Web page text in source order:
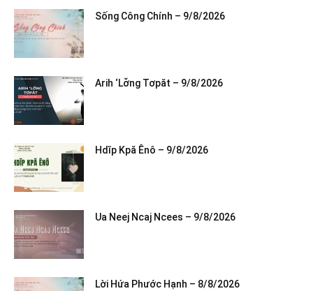
Sống Công Chính – 9/8/2026
Arih ‘Lơ̆ng Tơpăt – 9/8/2026
Hdĭp Kpă Ênô – 9/8/2026
Ua Neej Ncaj Ncees – 9/8/2026
Lời Hứa Phước Hạnh – 8/8/2026